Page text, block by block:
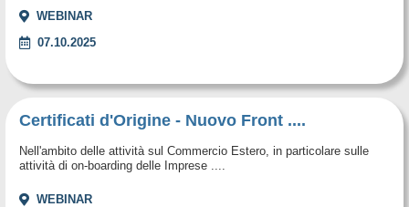
WEBINAR
07.10.2025
Certificati d'Origine - Nuovo Front ....
Nell'ambito delle attività sul Commercio Estero, in particolare sulle
attività di on-boarding delle Imprese ....
WEBINAR